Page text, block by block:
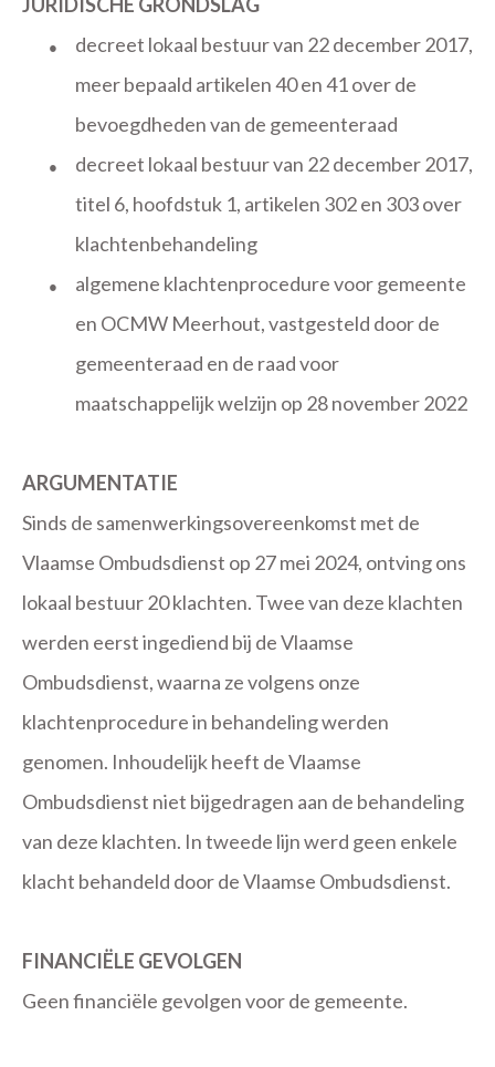
●
decreet lokaal bestuur van 22 december 2017,
meer bepaald artikelen 40 en 41 over de
bevoegdheden van de gemeenteraad
●
decreet lokaal bestuur van 22 december 2017,
titel 6, hoofdstuk 1, artikelen 302 en 303 over
klachtenbehandeling
●
algemene klachtenprocedure voor gemeente
en OCMW Meerhout, vastgesteld door de
gemeenteraad en de raad voor
maatschappelijk welzijn op 28 november 2022
ARGUMENTATIE
Sinds de samenwerkingsovereenkomst met de
Vlaamse Ombudsdienst op 27 mei 2024, ontving ons
lokaal bestuur 20 klachten. Twee van deze klachten
werden eerst ingediend bij de Vlaamse
Ombudsdienst, waarna ze volgens onze
klachtenprocedure in behandeling werden
genomen. Inhoudelijk heeft de Vlaamse
Ombudsdienst niet bijgedragen aan de behandeling
van deze klachten. In tweede lijn werd geen enkele
klacht behandeld door de Vlaamse Ombudsdienst.
FINANCIËLE GEVOLGEN
Geen financiële gevolgen voor de gemeente.